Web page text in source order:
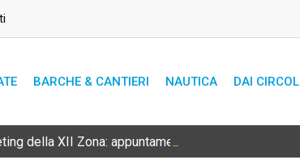
BARCHE & CANTIERI NAUTICA DAI
della XII Zona: appuntamento l’8 e 9 agosto